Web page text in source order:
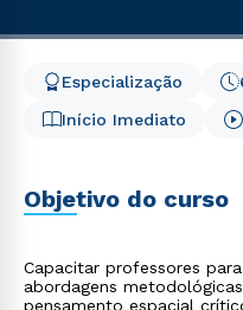
Início Imediato
Especialização
Objetivo do curso
Capacitar professores
abordagens
pensamento espacial